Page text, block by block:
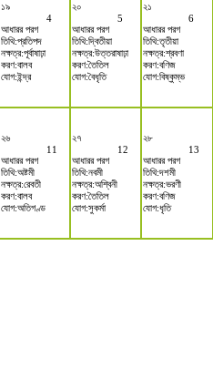
১৯
4
আধারর পরগ
তিথি:প্রতিপদ
নক্ষত্র:পূর্বাষাঢ়া
করণ:বালব
যোগ:ইন্দ্র
২০
5
আধারর পরগ
তিথি:দ্বিতীয়া
নক্ষত্র:উত্তরাষাঢ়া
করণ:তৈতিল
যোগ:বৈধৃতি
২১
6
আধারর পরগ
তিথি:তৃতীয়া
নক্ষত্র:শ্রবণা
করণ:বণিজ
যোগ:বিষ্কুম্ভ
২৬
11
আধারর পরগ
তিথি:অষ্টমী
নক্ষত্র:রেবতী
করণ:বালব
যোগ:অতিগণ্ড
২৭
12
আধারর পরগ
তিথি:নবমী
নক্ষত্র:অশ্বিনী
করণ:তৈতিল
যোগ:সুকর্মা
২৮
13
আধারর পরগ
তিথি:দশমী
নক্ষত্র:ভরণী
করণ:বণিজ
যোগ:ধৃতি